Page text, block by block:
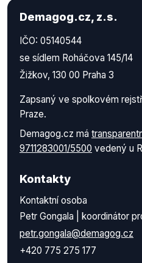
Demagog.cz, z.s.
IČO: 05140544
se sídlem Roháčova 145/14
Žižkov, 130 00 Praha 3
Zapsaný ve spolkovém
Praze.
Demagog.cz má
9711283001/5500 vedený u
Kontakty
Kontaktní osoba
Petr Gongala | koordinátor
petr.gongala@demagog.cz
+420 775 275 177